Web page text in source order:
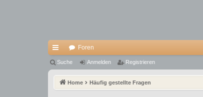
ch
ne
Foren
Suche Anmelden Registrieren
Home Häufig gestellte Fragen